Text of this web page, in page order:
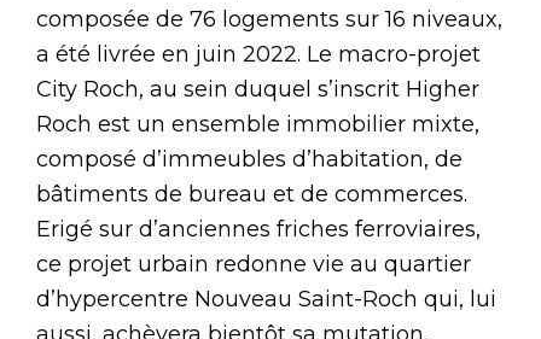
composée de 76 logements sur 16 niveaux,
a été livrée en juin 2022. Le macro-projet
City Roch, au sein duquel s’inscrit Higher
Roch est un ensemble immobilier mixte,
composé d’immeubles d’habitation, de
bâtiments de bureau et de commerces.
Erigé sur d’anciennes friches ferroviaires,
ce projet urbain redonne vie au quartier
d’hypercentre Nouveau Saint-Roch qui, lui